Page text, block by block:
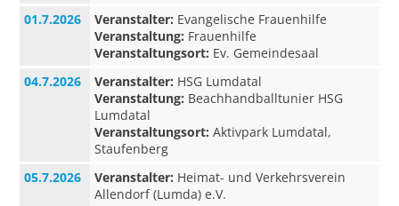
01.7.2026
Veranstalter: Evangelische Frauenhilfe
Veranstaltung: Frauenhilfe
Veranstaltungsort: Ev. Gemeindesaal
04.7.2026
Veranstalter: HSG Lumdatal
Veranstaltung: Beachhandballtunier HSG
Lumdatal
Veranstaltungsort: Aktivpark Lumdatal,
Staufenberg
05.7.2026
Veranstalter: Heimat- und Verkehrsverein
Allendorf (Lumda) e.V.